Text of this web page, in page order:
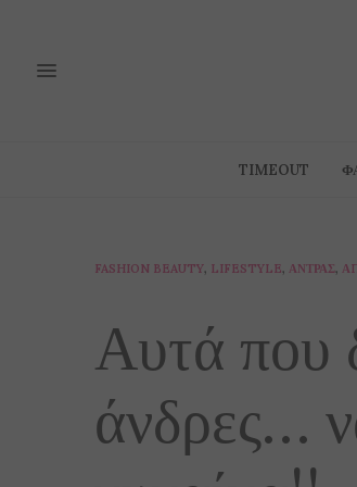
TIMEOUT
FASHION BEAUTY, LIFESTYLE, ΆΝΤΡΑΣ,
Αυτά που
άνδρες…